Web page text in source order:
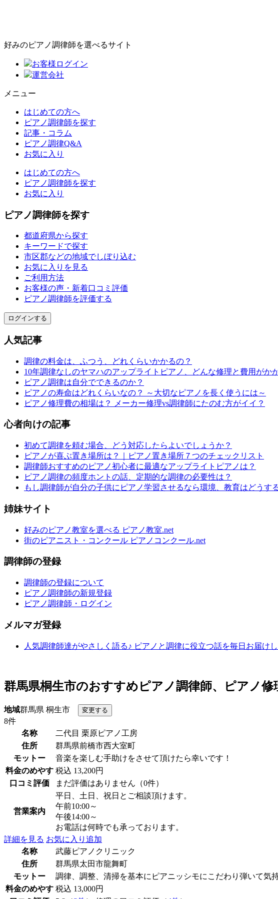
好みのピアノ調律師を選べるサイト
お客様ログイン
運営会社
メニュー
はじめての方へ
ピアノ調律師を探す
記事・コラム
ピアノ調律Q&A
お気に入り
はじめての方へ
ピアノ調律師を探す
お気に入り
ピアノ調律師を探す
都道府県から探す
キーワードで探す
市区郡などの地域でしぼり込む
お気に入りを見る
ご利用方法
お客様の声・新着口コミ評価
ピアノ調律師を評価する
ログインする
人気記事
調律の料金は、ふつう、どれくらいかかるの？
10年調律なしのヤマハのアップライトピアノ、どんな修理と費用がか
ピアノ調律は自分でできるのか？
ピアノの寿命はどれくらいなの？ ～大切なピアノを長く使うには～
ピアノ修理費の相場は？ メーカー修理vs調律師にたのむ方がイイ？
心者向けの記事
初めて調律を頼む場合、どう対応したらよいでしょうか？
ピアノが喜ぶ置き場所は？｜ピアノ置き場所７つのチェックリスト
調律師おすすめのピアノ初心者に最適なアップライトピアノは？
ピアノ調律の頻度ホントの話、定期的な調律の必要性は？
もし調律師が自分の子供にピアノ学習させるなら環境、教育はどうす
姉妹サイト
好みのピアノ教室を選べる ピアノ教室.net
街のピアニスト・コンクール ピアノコンクール.net
調律師の登録
調律師の登録について
ピアノ調律師の新規登録
ピアノ調律師・ログイン
メルマガ登録
人気調律師達がやさしく語る♪ ピアノと調律に役立つ話を毎日お届けし
群馬県桐生市のおすすめピアノ調律師、ピアノ修
地域群馬県 桐生市
8件
名称
二代目 栗原ピアノ工房
住所
群馬県前橋市西大室町
モットー
音楽を楽しむ手助けをさせて頂けたら幸いです！
料金のめやす 税込 13,200円
口コミ評価
まだ評価はありません（0件）
営業案内
平日、土日、祝日とご相談頂けます。
午前10:00～
午後14:00～
お電話は何時でも承っております。
詳細を見る お気に入り追加
名称
武藤ピアノクリニック
住所
群馬県太田市龍舞町
モットー
調律、調整、清掃を基本にピアニッシモにこだわり弾いて気
料金のめやす 税込 13,000円